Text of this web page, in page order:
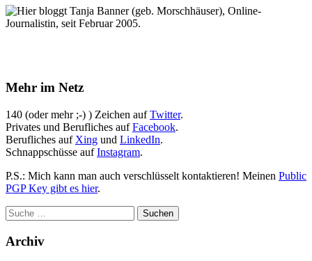
Hier bloggt Tanja Banner (geb. Morschhäuser), Online-
Journalistin, seit Februar 2005.
Mehr im Netz
140 (oder mehr ;-) ) Zeichen aufTwitter.
Privates und Berufliches aufFacebook.
Berufliches auf Xing und LinkedIn.
Schnappschüsse aufInstagram.
P.S.: Mich kann man auch verschlüsselt kontaktieren! Meinen Public
PGP Key gibt es hier.
Archiv